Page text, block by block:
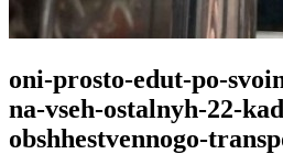
oni-prosto-edut-po-
na-vseh-ostalnyh-22-
obshhestvennogo-